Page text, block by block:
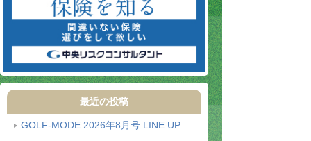
最近の投稿
GOLF-MODE 2026年8月号 LINE UP